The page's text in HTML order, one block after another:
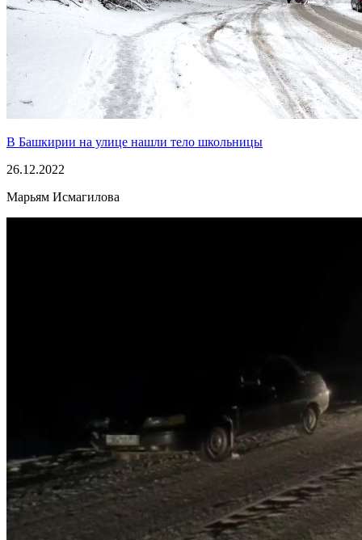
В Башкирии на улице нашли тело школьницы
26.12.2022
Марьям Исмагилова